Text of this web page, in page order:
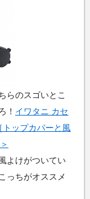
らのスゴいとこ
！ イワタニ カセ
トップカバーと風
よけがついてい
っちがオススメ